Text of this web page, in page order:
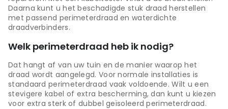
Daarna kunt u het beschadigde stuk draad herstellen
met passend perimeterdraad en waterdichte
draadverbinders.
Welk perimeterdraad heb ik nodig?
Dat hangt af van uw tuin en de manier waarop het
draad wordt aangelegd. Voor normale installaties is
standaard perimeterdraad vaak voldoende. Wilt u een
stevigere kabel of extra bescherming, dan kunt u kiezen
voor extra sterk of dubbel geïsoleerd perimeterdraad.